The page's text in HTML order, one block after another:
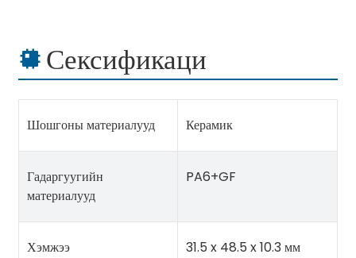
Сексификаци
Шошгоны материалууд Керамик
Гадаргуугийн
материалууд
PA6+GF
Хэмжээ 31.5 x 48.5 x 10.3 мм